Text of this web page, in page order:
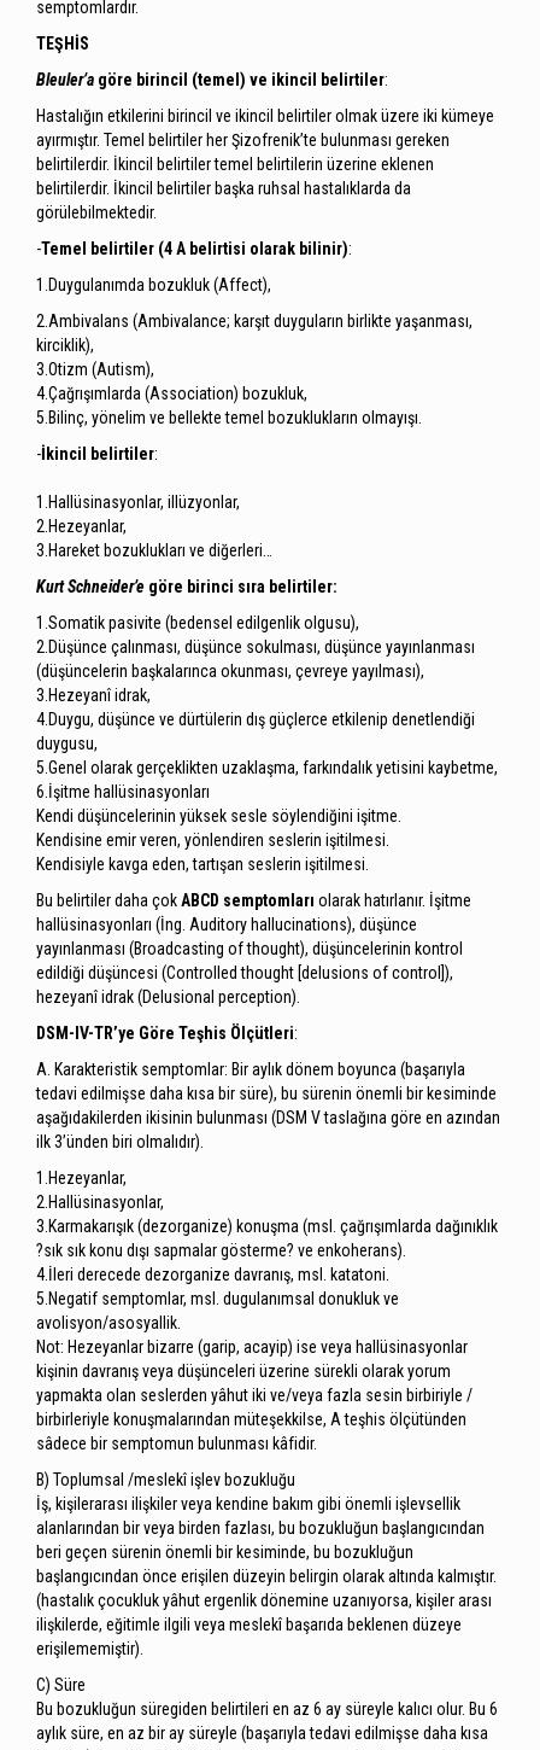
semptomlardır.
TEŞHİS
Bleuler’a göre birincil (temel) ve ikincil belirtiler:
Hastalığın etkilerini birincil ve ikincil belirtiler olmak üzere iki kümeye
ayırmıştır. Temel belirtiler her Şizofrenik’te bulunması gereken
belirtilerdir. İkincil belirtiler temel belirtilerin üzerine eklenen
belirtilerdir. İkincil belirtiler başka ruhsal hastalıklarda da
görülebilmektedir.
-Temel belirtiler (4 A belirtisi olarak bilinir):
1.Duygulanımda bozukluk (Affect),
2.Ambivalans (Ambivalance; karşıt duyguların birlikte yaşanması,
kirciklik),
3.Otizm (Autism),
4.Çağrışımlarda (Association) bozukluk,
5.Bilinç, yönelim ve bellekte temel bozuklukların olmayışı.
-İkincil belirtiler:
1.Hallüsinasyonlar, illüzyonlar,
2.Hezeyanlar,
3.Hareket bozuklukları ve diğerleri…
Kurt Schneider’e göre birinci sıra belirtiler:
1.Somatik pasivite (bedensel edilgenlik olgusu),
2.Düşünce çalınması, düşünce sokulması, düşünce yayınlanması
(düşüncelerin başkalarınca okunması, çevreye yayılması),
3.Hezeyanî idrak,
4.Duygu, düşünce ve dürtülerin dış güçlerce etkilenip denetlendiği
duygusu,
5.Genel olarak gerçeklikten uzaklaşma, farkındalık yetisini kaybetme,
6.İşitme hallüsinasyonları
Kendi düşüncelerinin yüksek sesle söylendiğini işitme.
Kendisine emir veren, yönlendiren seslerin işitilmesi.
Kendisiyle kavga eden, tartışan seslerin işitilmesi.
Bu belirtiler daha çokABCD semptomları olarak hatırlanır. İşitme
hallüsinasyonları (İng. Auditory hallucinations), düşünce
yayınlanması (Broadcasting of thought), düşüncelerinin kontrol
edildiği düşüncesi (Controlled thought [delusions of control]),
hezeyanî idrak (Delusional perception).
DSM-IV-TR’ye Göre Teşhis Ölçütleri:
A. Karakteristik semptomlar: Bir aylık dönem boyunca (başarıyla
tedavi edilmişse daha kısa bir süre), bu sürenin önemli bir kesiminde
aşağıdakilerden ikisinin bulunması (DSM V taslağına göre en azından
ilk 3’ünden biri olmalıdır).
1.Hezeyanlar,
2.Hallüsinasyonlar,
3.Karmakarışık (dezorganize) konuşma (msl. çağrışımlarda dağınıklık
?sık sık konu dışı sapmalar gösterme? ve enkoherans).
4.İleri derecede dezorganize davranış, msl. katatoni.
5.Negatif semptomlar, msl. dugulanımsal donukluk ve
avolisyon/asosyallik.
Not: Hezeyanlar bizarre (garip, acayip) ise veya hallüsinasyonlar
kişinin davranış veya düşünceleri üzerine sürekli olarak yorum
yapmakta olan seslerden yâhut iki ve/veya fazla sesin birbiriyle /
birbirleriyle konuşmalarından müteşekkilse, A teşhis ölçütünden
sâdece bir semptomun bulunması kâfidir.
B) Toplumsal /meslekî işlev bozukluğu
İş, kişilerarası ilişkiler veya kendine bakım gibi önemli işlevsellik
alanlarından bir veya birden fazlası, bu bozukluğun başlangıcından
beri geçen sürenin önemli bir kesiminde, bu bozukluğun
başlangıcından önce erişilen düzeyin belirgin olarak altında kalmıştır.
(hastalık çocukluk yâhut ergenlik dönemine uzanıyorsa, kişiler arası
ilişkilerde, eğitimle ilgili veya meslekî başarıda beklenen düzeye
erişilememiştir).
C) Süre
Bu bozukluğun süregiden belirtileri en az 6 ay süreyle kalıcı olur. Bu 6
aylık süre, en az bir ay süreyle (başarıyla tedavi edilmişse daha kısa